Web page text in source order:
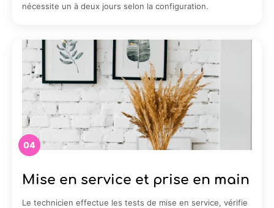
nécessite un à deux jours selon la configuration.
04
Mise en service et prise en main
Le technicien effectue les tests de mise en service, vérifie